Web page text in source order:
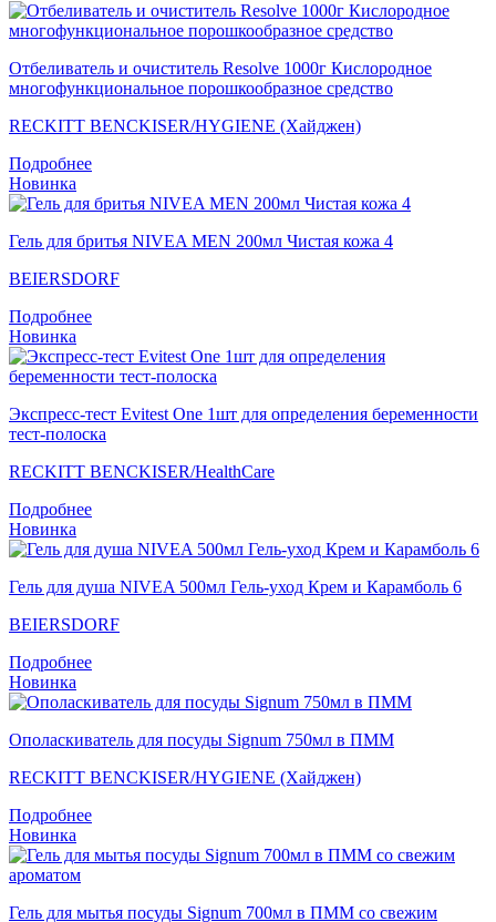
Отбеливатель и очиститель Resolve 1000г Кислородное
многофункциональное порошкообразное средство
RECKITT BENCKISER/HYGIENE (Хайджен)
Подробнее
Новинка
Гель для бритья NIVEA MEN 200мл Чистая кожа 4
BEIERSDORF
Подробнее
Новинка
Экспресс-тест Evitest One 1шт для определения беременности
тест-полоска
RECKITT BENCKISER/НealthСare
Подробнее
Новинка
Гель для душа NIVEA 500мл Гель-уход Крем и Карамболь 6
BEIERSDORF
Подробнее
Новинка
Ополаскиватель для посуды Signum 750мл в ПММ
RECKITT BENCKISER/HYGIENE (Хайджен)
Подробнее
Новинка
Гель для мытья посуды Signum 700мл в ПММ со свежим